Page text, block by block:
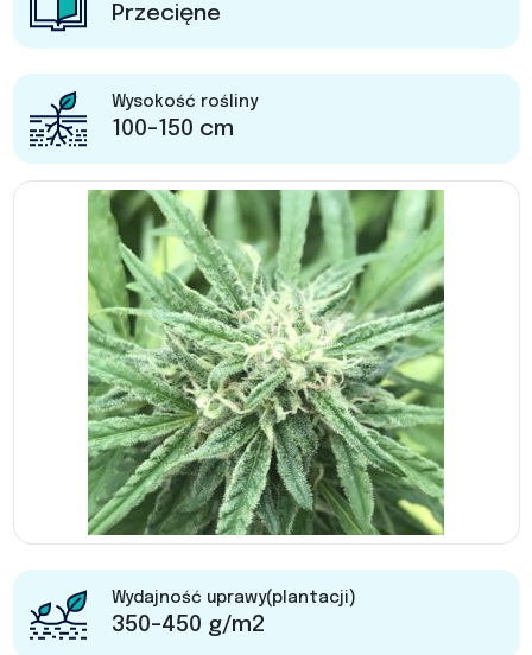
Przecięne
Wysokość rośliny
100-150 cm
Wydajność uprawy(plantacji)
350-450 g/m2